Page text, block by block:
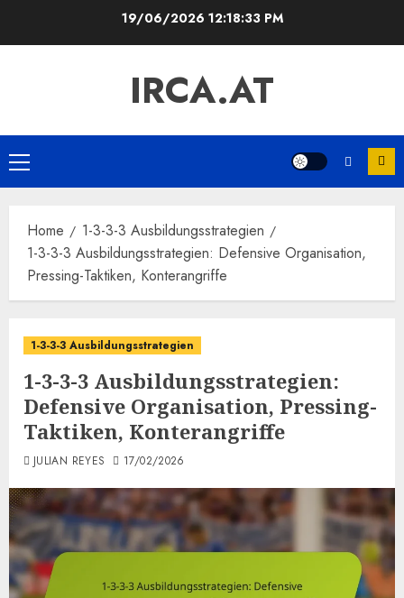
19/06/2026 12:18:34 PM
IRCA.AT
Primary
Menu
Home
1-3-3-3 Ausbildungsstrategien
1-3-3-3 Ausbildungsstrategien: Defensive Organisation,
Pressing-Taktiken, Konterangriffe
1-3-3-3 Ausbildungsstrategien
1-3-3-3 Ausbildungsstrategien:
Defensive Organisation, Pressing-
Taktiken, Konterangriffe
JULIAN REYES 17/02/2026